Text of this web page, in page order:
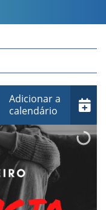
Adicionar a
calendário